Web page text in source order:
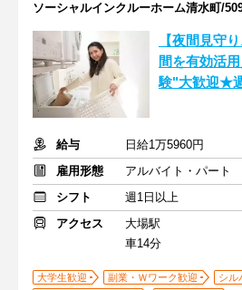
ソーシャルインクルーホーム清水町/
【夜間見守
間を有効活
験"大歓迎★
給与
日給1万5960円
雇用形態
アルバイト・パート
シフト
週1日以上
アクセス
大場駅
車14分
大学生歓迎 副業・Ｗワーク歓迎
シル